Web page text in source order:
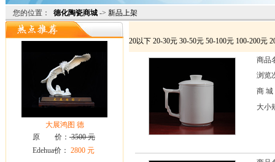
您的位置： 德化陶瓷商城-> 新品上架
大展鸿图 德
原 价： 3500 元
Edehua价： 2800 元
20以下 20-30元 30-50元 50-100元 100-200元
商品
浏览
商 城
大小